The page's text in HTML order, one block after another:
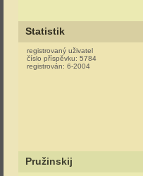
Statistik
registrovaný uživatel
číslo příspěvku: 5784
registrován: 6-2004
Pružinskij